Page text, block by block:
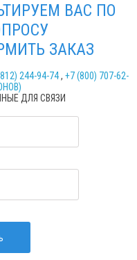
ВАС ПО
ЗАКАЗ
244-94-74, +7 (800) 707-62-
ДЛЯ СВЯЗИ